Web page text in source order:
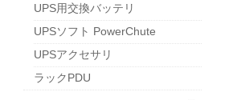
UPS用交換バッテリ
UPSソフト PowerChute
UPSアクセサリ
ラックPDU